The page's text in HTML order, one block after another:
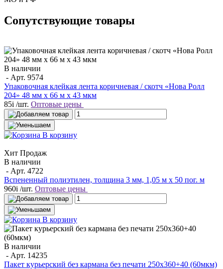
Сопутствующие товары
В наличии
- Арт. 9574
Упаковочная клейкая лента коричневая / скотч «Нова Ролл
204» 48 мм x 66 м х 43 мкм
85i /шт. Оптовые цены
В корзину
Хит Продаж
В наличии
- Арт. 4722
Вспененный полиэтилен, толщина 3 мм, 1,05 м х 50 пог. м
960i /шт. Оптовые цены
В корзину
В наличии
- Арт. 14235
Пакет курьерский без кармана без печати 250х360+40 (60мкм)